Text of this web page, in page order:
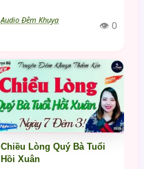
Audio Đêm Khuya 👁 0
Chiều Lòng Quý Bà Tuổi
Hồi Xuân